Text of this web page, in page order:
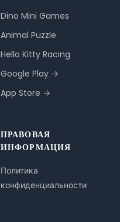
Dino Mini Games
Animal Puzzle
Hello Kitty Racing
Google Play →
App Store →
ПРАВОВАЯ
ИНФОРМАЦИЯ
Политика
конфиденциальности